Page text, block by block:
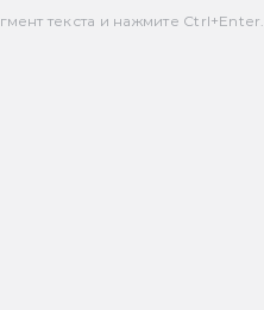
текста и нажмите Ctrl+Enter.